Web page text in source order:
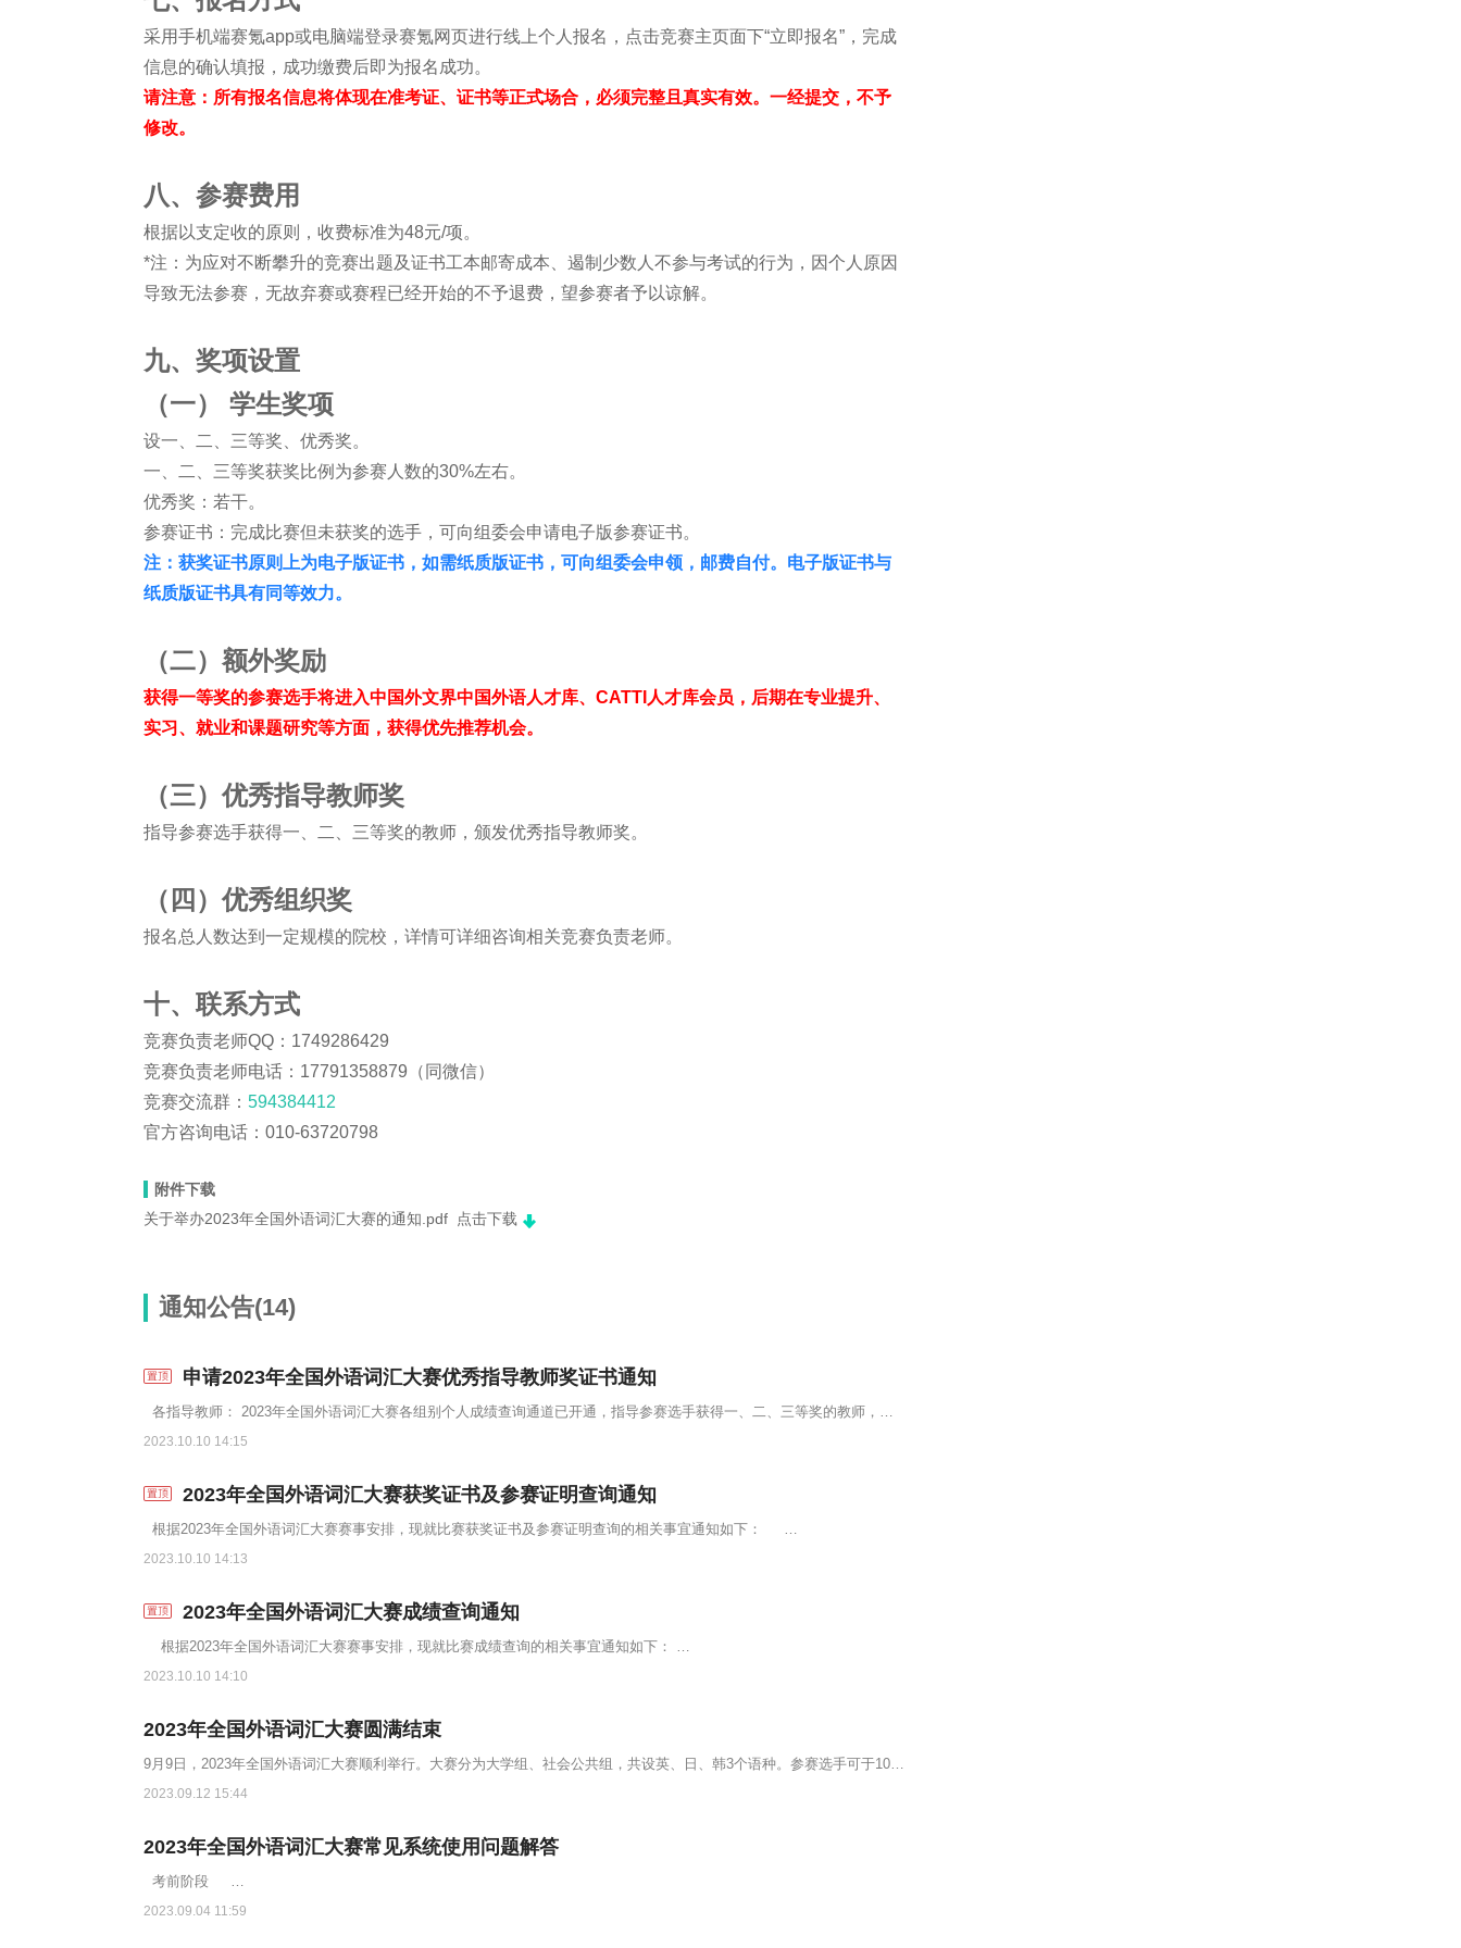
采用手机端赛氪app或电脑端登录赛氪网页进行线上个人报名，点击竞赛主页面下“立即报名”，完成
信息的确认填报，成功缴费后即为报名成功。
请注意：所有报名信息将体现在准考证、证书等正式场合，必须完整且真实有效。一经提交，不予
修改。
八、参赛费用
根据以支定收的原则，收费标准为48元/项。
*注：为应对不断攀升的竞赛出题及证书工本邮寄成本、遏制少数人不参与考试的行为，因个人原因
导致无法参赛，无故弃赛或赛程已经开始的不予退费，望参赛者予以谅解。
九、奖项设置
（一） 学生奖项
设一、二、三等奖、优秀奖。
一、二、三等奖获奖比例为参赛人数的30%左右。
优秀奖：若干。
参赛证书：完成比赛但未获奖的选手，可向组委会申请电子版参赛证书。
注：获奖证书原则上为电子版证书，如需纸质版证书，可向组委会申领，邮费自付。电子版证书与
纸质版证书具有同等效力。
（二）额外奖励
获得一等奖的参赛选手将进入中国外文界中国外语人才库、CATTI人才库会员，后期在专业提升、
实习、就业和课题研究等方面，获得优先推荐机会。
（三） 优秀指导教师奖
指导参赛选手获得一、二、三等奖的教师，颁发优秀指导教师奖。
（四） 优秀组织奖
报名总人数达到一定规模的院校，详情可详细咨询相关竞赛负责老师。
十、联系方式
竞赛负责老师QQ：1749286429
竞赛负责老师电话：17791358879（同微信）
竞赛交流群： 594384412
官方咨询电话：010-63720798
附件下载
关于举办2023年全国外语词汇大赛的通知.pdf
点击下载
通知公告(14)
申请2023年全国外语词汇大赛优秀指导教师奖证书通知
各指导教师： 2023年全国外语词汇大赛各组别个人成绩查询通道已开通，指导参赛选手获得一、二、三等奖的教师，可向组委会…
2023.10.10 14:15
2023年全国外语词汇大赛获奖证书及参赛证明查询通知
根据2023年全国外语词汇大赛赛事安排，现就比赛获奖证书及参赛证明查询的相关事宜通知如下： …
2023.10.10 14:13
2023年全国外语词汇大赛成绩查询通知
根据2023年全国外语词汇大赛赛事安排，现就比赛成绩查询的相关事宜通知如下： …
2023.10.10 14:10
2023年全国外语词汇大赛圆满结束
9月9日，2023年全国外语词汇大赛顺利举行。大赛分为大学组、社会公共组，共设英、日、韩3个语种。参赛选手可于10月10日起登录系统查询成绩和获奖情况。 …
2023.09.12 15:44
2023年全国外语词汇大赛常见系统使用问题解答
考前阶段 …
2023.09.04 11:59